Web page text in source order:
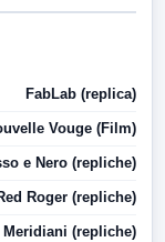
FabLab (replica)
Vouge (Film)
e Nero (repliche)
Roger (repliche)
Meridiani (repliche)